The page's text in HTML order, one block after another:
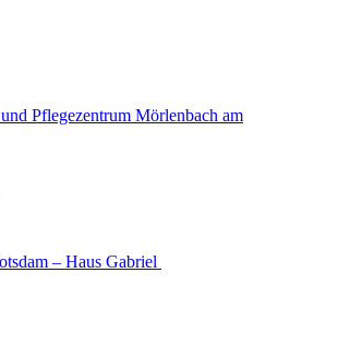
Pflegezentrum Mörlenbach am
– Haus Gabriel